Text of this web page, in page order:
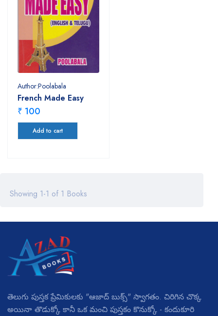
Author:Poolabala
French Made Easy
₹ 100
Add to cart
Showing 1-1 of 1 Books
తెలుగు పుస్తక ప్రేమికులకు "ఆజాద్ బుక్స్" స్వాగతం. చిరిగిన చొక్క
అయినా తొడుక్కో కానీ ఒక మంచి పుస్తకం కొనుక్కో - కందుకూరి